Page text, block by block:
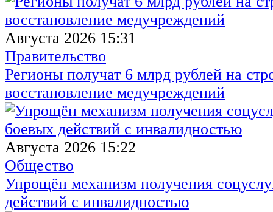
Августа 2026 15:31
Правительство
Регионы получат 6 млрд рублей на
восстановление медучреждений
Августа 2026 15:22
Общество
Упрощён механизм получения
действий с инвалидностью